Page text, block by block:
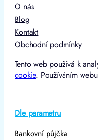
O nás
Blog
Kontakt
Obchodní podmínky
Tento web používá k
cookie. Používáním
Dle parametru
Bankovní půjčka